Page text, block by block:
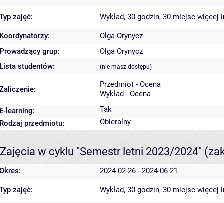
Typ zajęć: Wykład, 30 godzin, 30 miejsc więcej
Koordynatorzy:
Olga Orynycz
Prowadzący grup:
Olga Orynycz
Lista studentów:
(nie masz dostępu)
Zaliczenie:
Przedmiot - Ocena
Wykład - Ocena
E-learning:
Tak
Rodzaj przedmiotu:
Obieralny
Zajęcia w cyklu "Semestr letni 2023/2024"
Okres: 2024-02-26 - 2024-06-21
Typ zajęć: Wykład, 30 godzin, 30 miejsc więcej